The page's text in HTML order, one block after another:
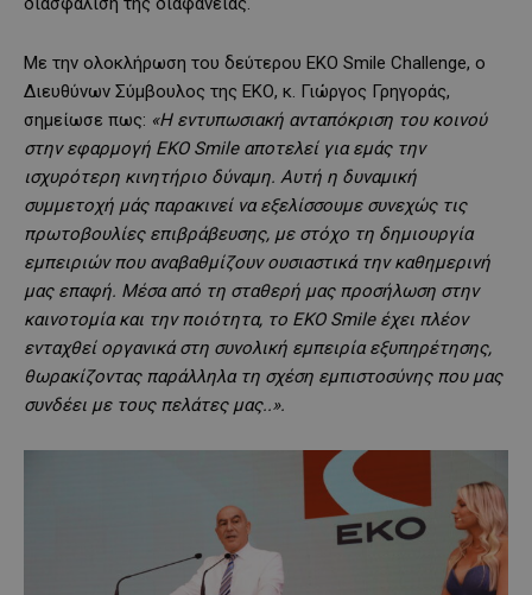
Με την ολοκλήρωση του δεύτερου EKO Smile Challenge, ο
Διευθύνων Σύμβουλος της ΕΚΟ, κ. Γιώργος Γρηγοράς,
σημείωσε πως: «Η εντυπωσιακή ανταπόκριση του κοινού
στην εφαρμογή EKO Smileαποτελεί για εμάς την
ισχυρότερη κινητήριο δύναμη. Αυτή η δυναμική
συμμετοχή μάς παρακινεί να εξελίσσουμε συνεχώς τις
πρωτοβουλίες επιβράβευσης, με στόχο τη δημιουργία
εμπειριών που αναβαθμίζουν ουσιαστικά την καθημερινή
μας επαφή. Μέσα από τη σταθερή μας προσήλωση στην
καινοτομία και την ποιότητα, το EKO Smileέχει πλέον
ενταχθεί οργανικά στη συνολική εμπειρία εξυπηρέτησης,
θωρακίζοντας παράλληλα τη σχέση εμπιστοσύνης που μας
συνδέει με τους πελάτες μας..».